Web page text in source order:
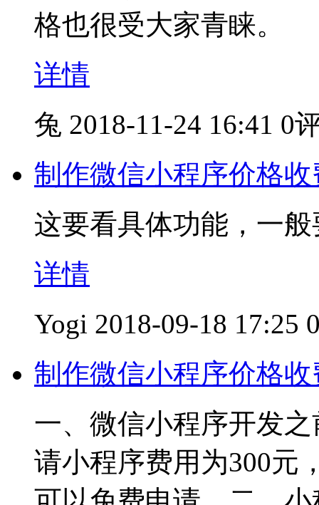
格也很受大家青睐。
详情
兔 2018-11-24 16:41 0
制作微信小程序价格
这要看具体功能，一般
详情
Yogi 2018-09-18 17:25
制作微信小程序价格
一、微信小程序开发
请小程序费用为300元